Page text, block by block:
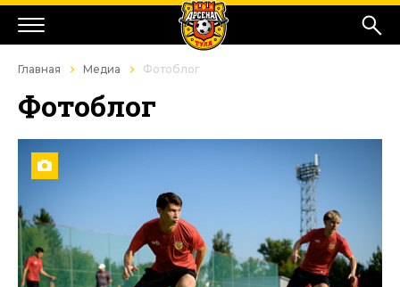
Главная Медиа Фотоблог
Фотоблог